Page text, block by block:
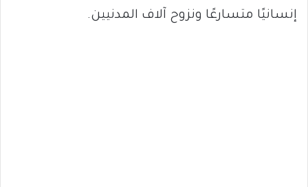
إنسانيًا متسارعًا ونزوح آلاف المدنيين.